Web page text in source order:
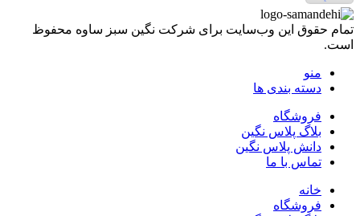
تمام حقوق اين وب‌سايت برای شرکت نگین سبز ساوه محفوظ
است.
منو
دسته بندی ها
فروشگاه
بلاگ پلاس نگین
دانش پلاس نگین
تماس با ما
خانه
فروشگاه